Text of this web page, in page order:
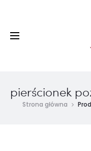
pierścionek
Strona główna